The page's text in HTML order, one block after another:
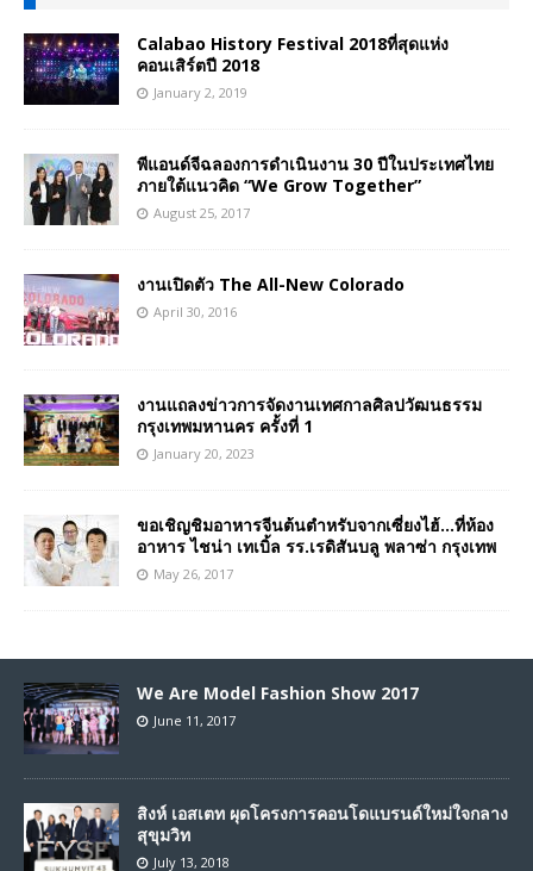
Calabao History Festival 2018ที่สุดแห่ง
คอนเสิร์ตปี 2018
January 2, 2019
พีแอนด์จีฉลองการดำเนินงาน 30 ปีในประเทศไทย
ภายใต้แนวคิด “We Grow Together”
August 25, 2017
งานเปิดตัว The All-New Colorado
April 30, 2016
งานแถลงข่าวการจัดงานเทศกาลศิลปวัฒนธรรม
กรุงเทพมหานคร ครั้งที่ 1
January 20, 2023
ขอเชิญชิมอาหารจีนต้นตำหรับจากเซี่ยงไฮ้…ที่ห้อง
อาหาร ไชน่า เทเบิ้ล รร.เรดิสันบลู พลาซ่า กรุงเทพ
May 26, 2017
We Are Model Fashion Show 2017
June 11, 2017
สิงห์ เอสเตท ผุดโครงการคอนโดแบรนด์ใหม่ใจกลาง
สุขุมวิท
July 13, 2018